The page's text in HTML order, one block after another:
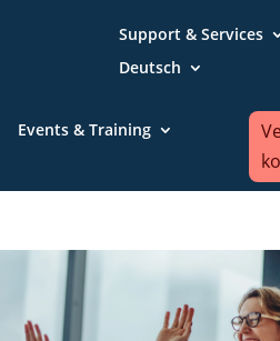
Support & Services
Deutsch
Events & Training